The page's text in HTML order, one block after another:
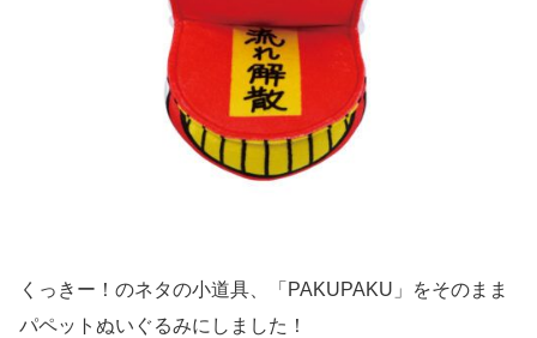
くっきー！のネタの小道具、「PAKUPAKU」をそのまま
パペットぬいぐるみにしました！